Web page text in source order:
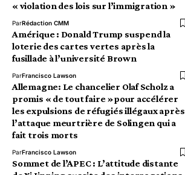
« violation des lois sur l’immigration »
ParRédaction CMM
Amérique : Donald Trump suspend la
loterie des cartes vertes après la
fusillade à l’université Brown
ParFrancisco Lawson
Allemagne: Le chancelier Olaf Scholz a
promis « de tout faire »pour accélérer
les expulsions de réfugiés illégaux après
l’attaque meurtrière de Solingen qui a
fait trois morts
ParFrancisco Lawson
Sommet de l’APEC : L’attitude distante